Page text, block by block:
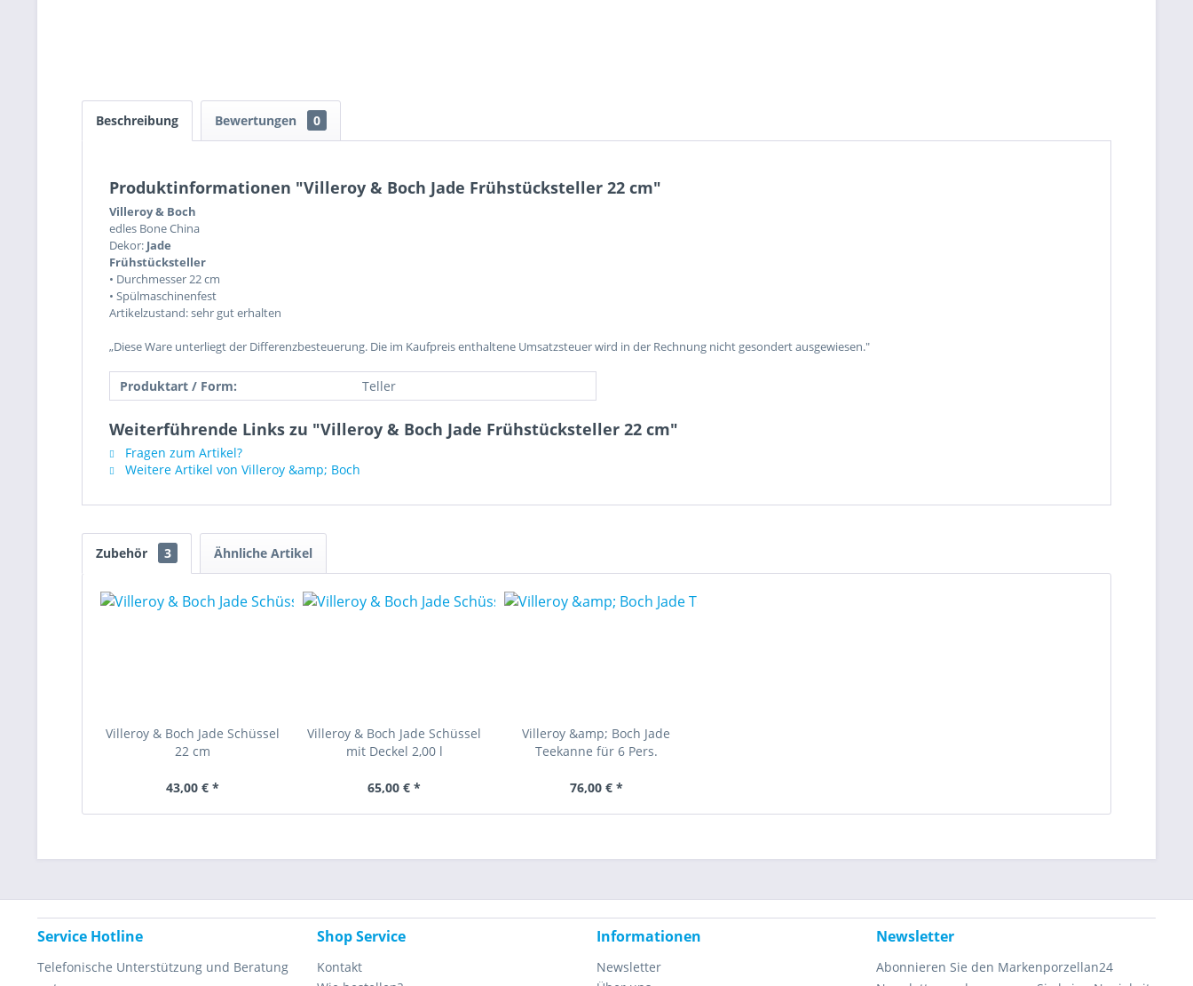
Beschreibung Bewertungen 0
Produktinformationen "Villeroy & Boch Jade Frühstücksteller 22 cm"
Villeroy & Boch
edles Bone China
Dekor: Jade
Frühstücksteller
• Durchmesser 22 cm
• Spülmaschinenfest
Artikelzustand: sehr gut erhalten
„Diese Ware unterliegt der Differenzbesteuerung. Die im Kaufpreis enthaltene Umsatzsteuer wird in der Rechnung nicht gesondert ausgewiesen."
Produktart / Form: Teller
Weiterführende Links zu "Villeroy & Boch Jade Frühstücksteller 22 cm"
Fragen zum Artikel?
Weitere Artikel von Villeroy &amp; Boch
Zubehör 3 Ähnliche Artikel
Villeroy & Boch Jade Schüssel
22 cm
43,00 € *
Villeroy & Boch Jade Schüssel
mit Deckel 2,00 l
65,00 € *
Villeroy &amp; Boch Jade
Teekanne für 6 Pers.
76,00 € *
Service Hotline
Telefonische Unterstützung und Beratung
Shop Service
Kontakt
Informationen
Newsletter
Newsletter
Abonnieren Sie den Markenporzellan24